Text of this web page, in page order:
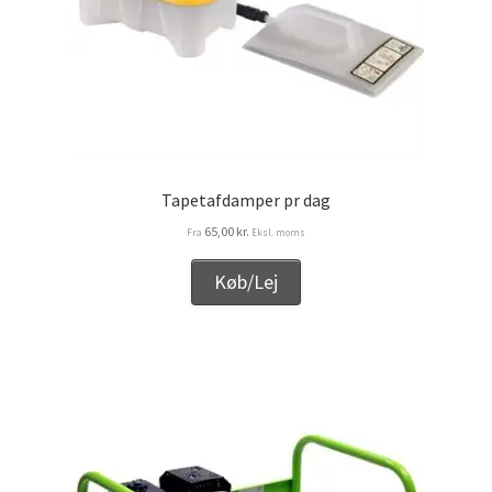
Tapetafdamper pr dag
Fra 65,00 kr. Eksl. moms
Køb/Lej